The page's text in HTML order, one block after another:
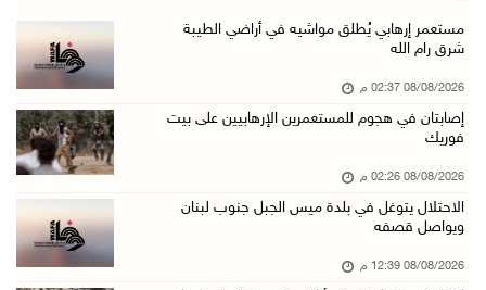
"فانا": الثقافة البحرينية تـصون الهوية الوطني ...
08/آب/2026 11:04 ص
73,384 شهيدا و174,242 مصابا منذ بدء حرب الإبا ...
08/آب/2026 10:50 ص
قوات الاحتلال تجري تحقيقات ميدانية مع عشرات ا ...
08/آب/2026 10:18 ص
مستعمر إرهابي يُطلق مواشيه في أراضي الطيبة
شرق رام الله
08/08/2026 02:37 م
إصابتان في هجوم للمستعمرين الإرهابيين على بيت
فوريك
08/08/2026 02:26 م
الاحتلال يتوغل في بلدة ميس الجبل جنوب لبنان
ويواصل قصفه
08/08/2026 12:39 م